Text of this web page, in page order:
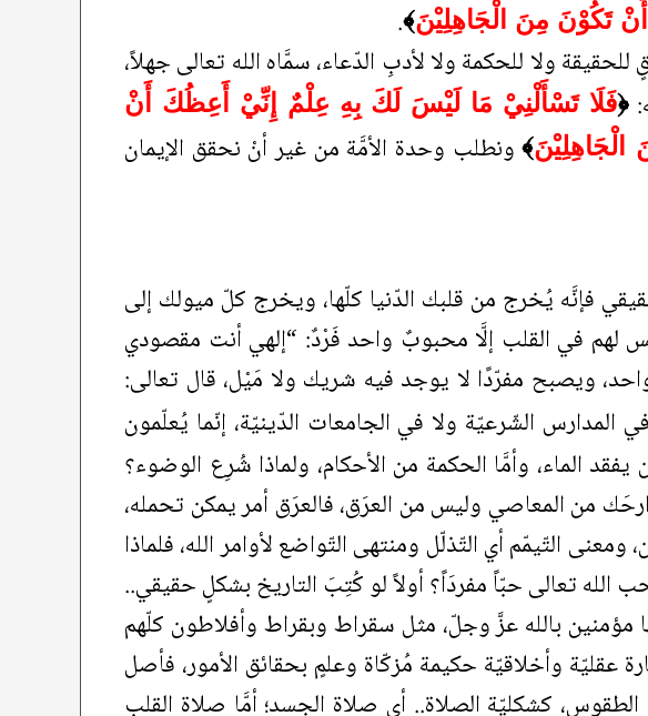
تَكُوْنَ مِنَ الْجَاهِلِيْنَ﴾.
ولا للحكمة ولا لأدبِ الدّعاء، سمَّاه الله تعالى جهلاً،
﴿فَلَا تَسْأَلْنِيْ مَا لَيْسَ لَكَ بِهِ عِلْمٌ إِنِّيْ أَعِظُكَ أَنْ
﴾ونطلب وحدة الأمَّة من غير أنْ نحقق الإيمان
فإنَّه يُخرج من قلبك الدّنيا كلّها، ويخرج كلّ ميولك إلى
لهم في القلب إلَّا محبوبٌ واحد فَرْدٌ: “إلهي أنت مقصودي
ويصبح مفرّدًا لا يوجد فيه شريك ولا مَيْل، قال تعالى:
المدارس الشّرعيّة ولا في الجامعات الدّينيّة، إنّما يُعلّمون
الماء، وأمَّا الحكمة من الأحكام، ولماذا شُرِع الوضوء؟
من المعاصي وليس من العرَق، فالعرَق أمر يمكن تحمله،
التّيمّم أي التّذلّل ومنتهى التّواضع لأوامر الله، فلماذا
تعالى حبّاً مفردَاً؟ أولاً لو كُتِبَ التاريخ بشكلٍ حقيقي..
مؤمنين بالله عزَّ وجلّ، مثل سقراط وبقراط وأفلاطون كلّهم
وأخلاقيّة حكيمة مُزكّاة وعلمٍ بحقائق الأمور، فأصل
كشكليّة الصلاة.. أي صلاة الجسد؛ أمَّا صلاة القلب